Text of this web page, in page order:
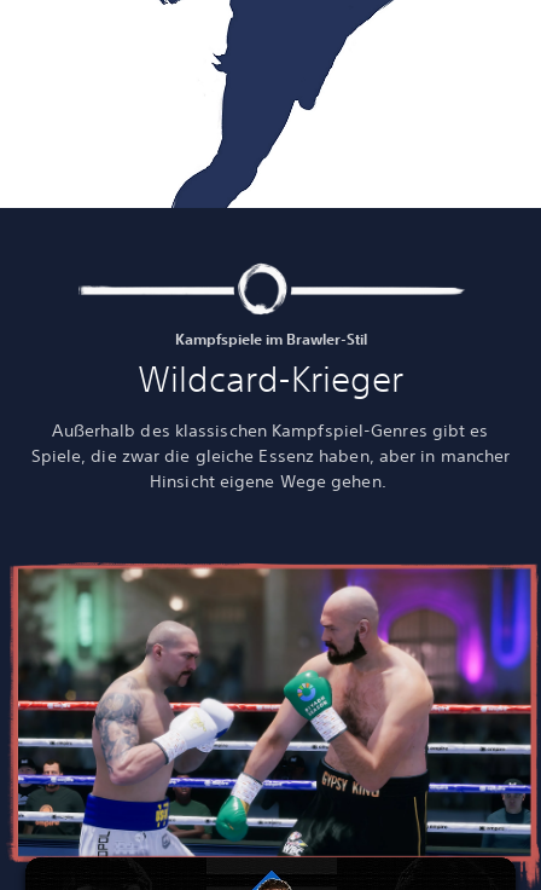
Kampfspiele im Brawler-Stil
Wildcard-Krieger
Außerhalb des klassischen Kampfspiel-Genres gibt es
Spiele, die zwar die gleiche Essenz haben, aber in mancher
Hinsicht eigene Wege gehen.